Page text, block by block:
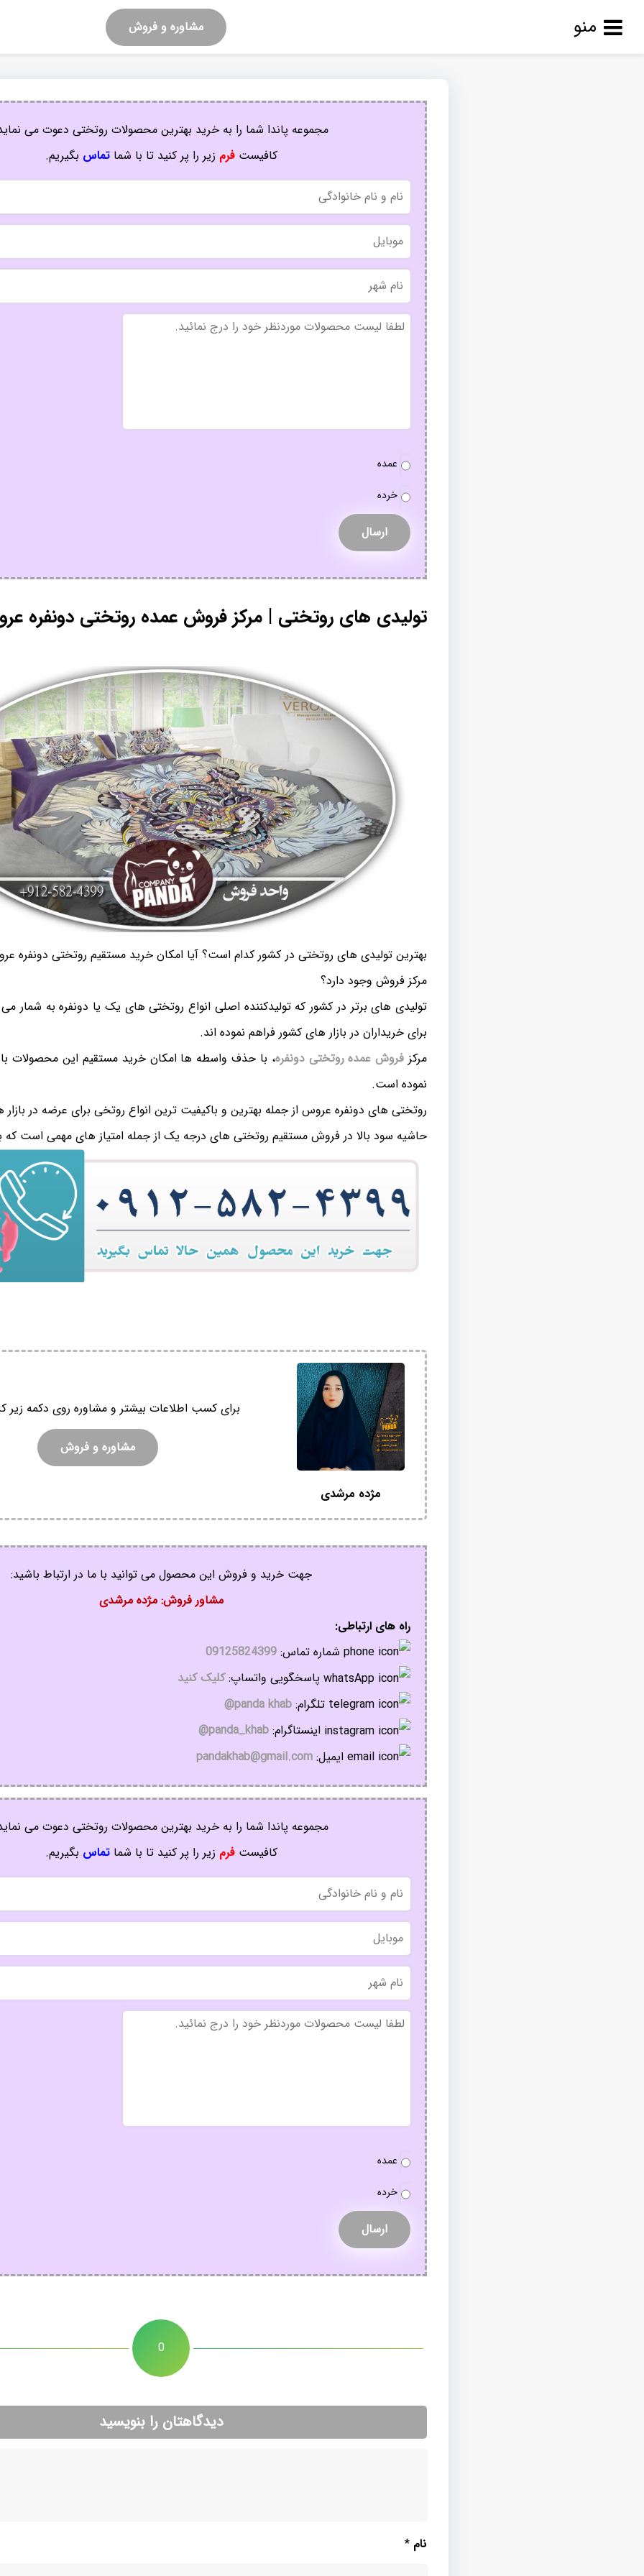
منو مشاوره و فروش
مجموعه پاندا شما را به خرید بهترین محصولات روتختی دعوت می
کافیستفرم زیر را پر کنید تا با شماتماس بگیریم.
و
نام
خانوادگی
موبایل
نام
شهر
بدون
عنوان
نوع
عمده
خرده
تولیدی های روتختی | مرکز فروش عمده روتختی دونفره
بهترین تولیدی های روتختی در کشور کدام است؟ آیا امکان خرید مستقیم روتختی دونفره
مرکز فروش وجود دارد؟
تولیدی های برتر در کشور که تولیدکننده اصلی انواع روتختی های یک یا دونفره به شمار می
برای خریداران در بازار های کشور فراهم نموده اند.
مرکز فروش عمده روتختی دونفره، با حذف واسطه ها امکان خرید مستقیم این محصولات با
نموده است.
روتختی های دونفره عروس از جمله بهترین و باکیفیت ترین انواع روتخی برای عرضه در
حاشیه سود بالا در فروش مستقیم روتختی های درجه یک از جمله امتیاز های مهمی است که
مژده مرشدی
برای کسب اطلاعات بیشتر و مشاوره روی دکمه زیر
مشاوره و فروش
جهت خرید و فروش این محصول می توانید با ما در ارتباط باشید:
مشاور فروش: مژده مرشدی
راه های ارتباطی:
شماره تماس: 09125824399
پاسخگویی واتساپ:کلیک کنید
تلگرام: panda khab@
اینستاگرام: panda_khab@
ایمیل: pandakhab@gmail.com
مجموعه پاندا شما را به خرید بهترین محصولات روتختی دعوت می
کافیستفرم زیر را پر کنید تا با شماتماس بگیریم.
و
نام
خانوادگی
موبایل
نام
شهر
بدون
عنوان
نوع
عمده
خرده
0
دیدگاهتان را بنویسید
نام *